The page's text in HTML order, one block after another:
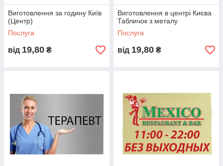
Виготовлення за годину Київ
(Центр)
Послуга
від 19,80 ₴
Виготовлення в центрі Києва
Табличок з металу
Послуга
від 19,80 ₴